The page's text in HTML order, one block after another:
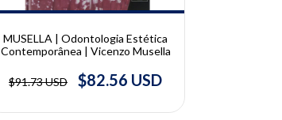
MUSELLA | Odontologia Estética
Contemporânea | Vicenzo Musella
$91.73 USD $82.56 USD